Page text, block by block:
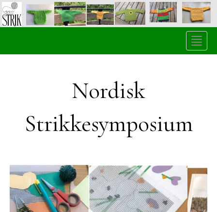
Toggle
Nordisk
Strikkesymposium
Forrige